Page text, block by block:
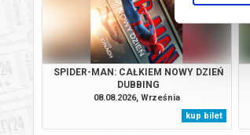
SPIDER-MAN: CAŁKIEM NOWY DZIEŃ
DUBBING
08.08.2026, Września
kup bilet